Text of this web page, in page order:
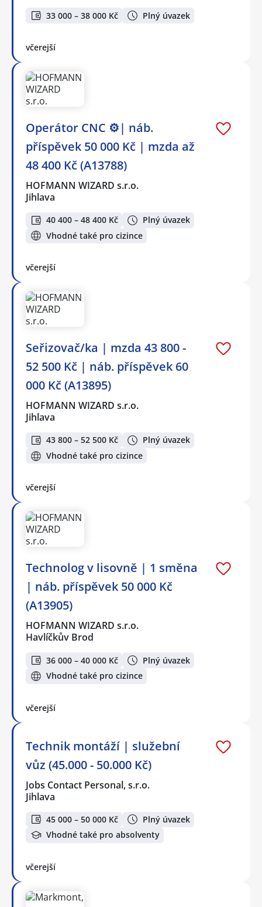
33 000 – 38 000 Kč Plný úvazek
včerejší
Operátor CNC ⚙️| náb.
příspěvek 50 000 Kč | mzda až
48 400 Kč (A13788)
HOFMANN WIZARD s.r.o.
Jihlava
40 400 – 48 400 Kč
Plný úvazek
Vhodné také pro cizince
včerejší
Seřizovač/ka | mzda 43 800 -
52 500 Kč | náb. příspěvek 60
000 Kč (A13895)
HOFMANN WIZARD s.r.o.
Jihlava
43 800 – 52 500 Kč
Plný úvazek
Vhodné také pro cizince
včerejší
Technolog v lisovně | 1 směna
| náb. příspěvek 50 000 Kč
(A13905)
HOFMANN WIZARD s.r.o.
Havlíčkův Brod
36 000 – 40 000 Kč
Plný úvazek
Vhodné také pro cizince
včerejší
Technik montáží | služební
vůz (45.000 - 50.000 Kč)
Jobs Contact Personal, s.r.o.
Jihlava
45 000 – 50 000 Kč
Plný úvazek
Vhodné také pro absolventy
včerejší